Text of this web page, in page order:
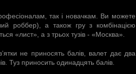
так і новачкам. Ви можете
роббер), а також гру з комбінацією
«лист», а з трьох тузів - «Москва».
не приносять балів, валет дає два
Туз приносить одинадцять балів.